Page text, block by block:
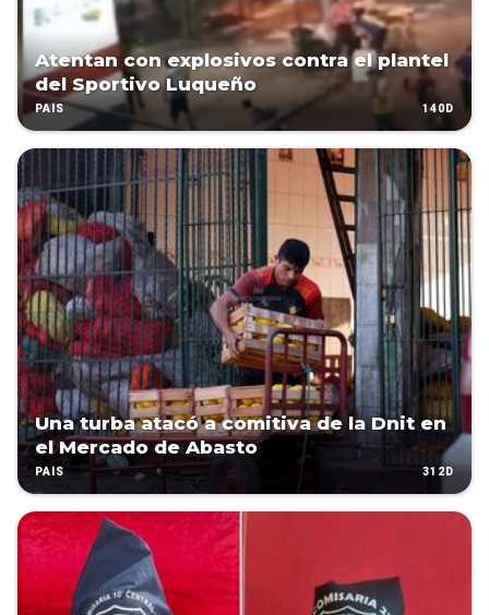
Atentan con explosivos contra el plantel
del Sportivo Luqueño
PAÍS 140D
Una turba atacó a comitiva de la Dnit en
el Mercado de Abasto
PAÍS 312D